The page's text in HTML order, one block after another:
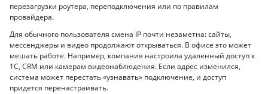
перезагрузки роутера, переподключения или по правилам
провайдера.
Для обычного пользователя смена IP почти незаметна: сайты,
мессенджеры и видео продолжают открываться. В офисе это может
мешать работе. Например, компания настроила удаленный доступ к
1С, CRM или камерам видеонаблюдения. Если адрес изменился,
система может перестать «узнавать» подключение, и доступ
придется перенастраивать.